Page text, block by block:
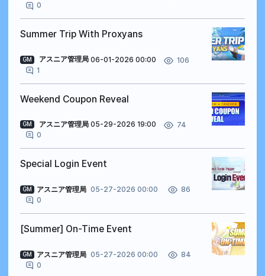
0
Summer Trip With Proxyans
GM アスニア管理局 06-01-2026 00:00
106
1
Weekend Coupon Reveal
GM アスニア管理局 05-29-2026 19:00
74
0
Special Login Event
GM アスニア管理局 05-27-2026 00:00
86
0
[Summer] On-Time Event
GM アスニア管理局 05-27-2026 00:00
84
0